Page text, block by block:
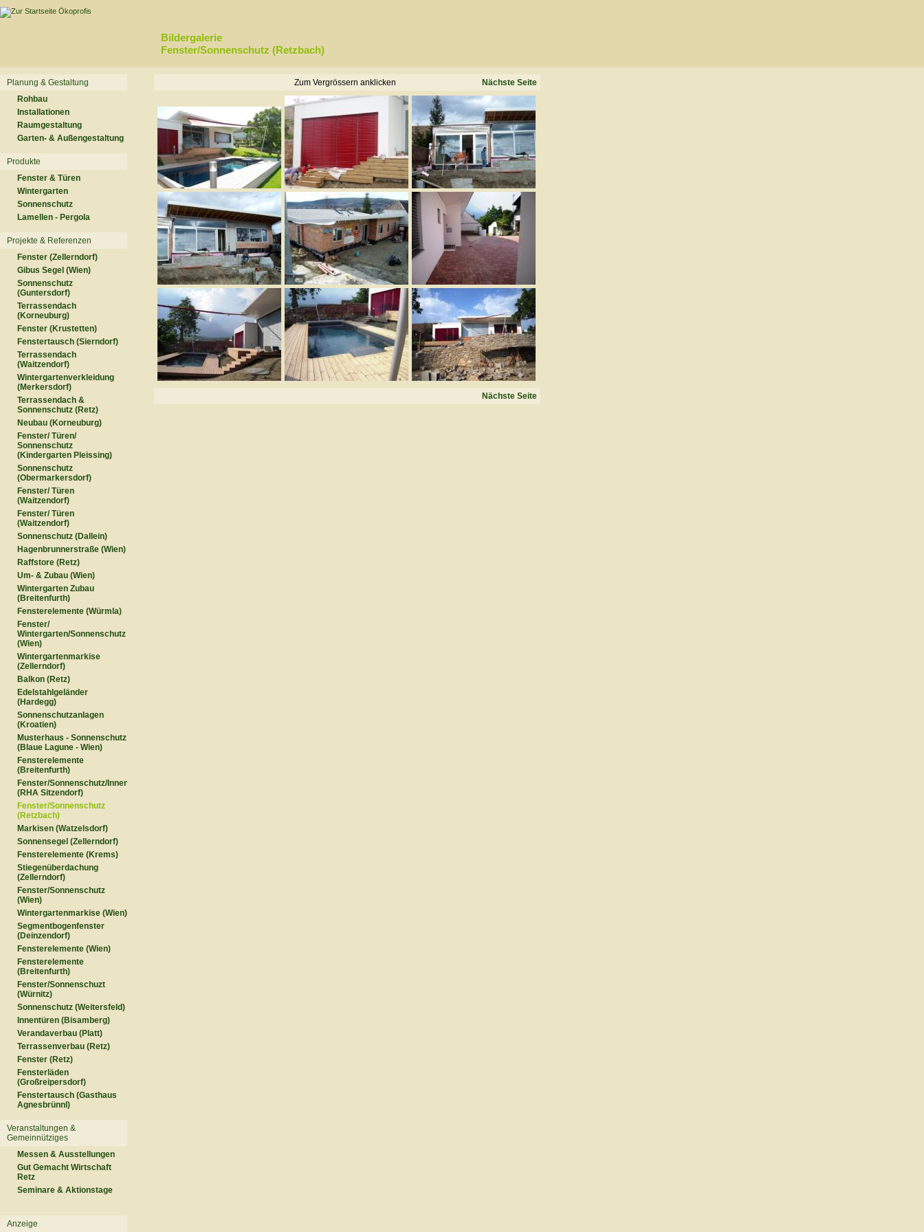
Bildergalerie
Fenster/Sonnenschutz (Retzbach)
Planung & Gestaltung
Rohbau
Installationen
Raumgestaltung
Garten- & Außengestaltung
Produkte
Fenster & Türen
Wintergarten
Sonnenschutz
Lamellen - Pergola
Projekte & Referenzen
Fenster (Zellerndorf)
Gibus Segel (Wien)
Sonnenschutz
(Guntersdorf)
Terrassendach
(Korneuburg)
Fenster (Krustetten)
Fenstertausch (Sierndorf)
Terrassendach
(Waitzendorf)
Wintergartenverkleidung
(Merkersdorf)
Terrassendach &
Sonnenschutz (Retz)
Neubau (Korneuburg)
Fenster/ Türen/
Sonnenschutz
(Kindergarten Pleissing)
Sonnenschutz
(Obermarkersdorf)
Fenster/ Türen
(Waitzendorf)
Fenster/ Türen
(Waitzendorf)
Sonnenschutz (Dallein)
Hagenbrunnerstraße (Wien)
Raffstore (Retz)
Um- & Zubau (Wien)
Wintergarten Zubau
(Breitenfurth)
Fensterelemente (Würmla)
Fenster/
Wintergarten/Sonnenschutz
(Wien)
Wintergartenmarkise
(Zellerndorf)
Balkon (Retz)
Edelstahlgeländer
(Hardegg)
Sonnenschutzanlagen
(Kroatien)
Musterhaus - Sonnenschutz
(Blaue Lagune - Wien)
Fensterelemente
(Breitenfurth)
Fenster/Sonnenschutz/Innentüren
(RHA Sitzendorf)
Fenster/Sonnenschutz
(Retzbach)
Markisen (Watzelsdorf)
Sonnensegel (Zellerndorf)
Fensterelemente (Krems)
Stiegenüberdachung
(Zellerndorf)
Fenster/Sonnenschutz
(Wien)
Wintergartenmarkise (Wien)
Segmentbogenfenster
(Deinzendorf)
Fensterelemente (Wien)
Fensterelemente
(Breitenfurth)
Fenster/Sonnenschuzt
(Würnitz)
Sonnenschutz (Weitersfeld)
Innentüren (Bisamberg)
Verandaverbau (Platt)
Terrassenverbau (Retz)
Fenster (Retz)
Fensterläden
(Großreipersdorf)
Fenstertausch (Gasthaus
Agnesbrünnl)
Veranstaltungen &
Gemeinnütziges
Messen & Ausstellungen
Gut Gemacht Wirtschaft
Retz
Seminare & Aktionstage
Anzeige
Zum Vergrössern anklicken Nächste Seite
Nächste Seite